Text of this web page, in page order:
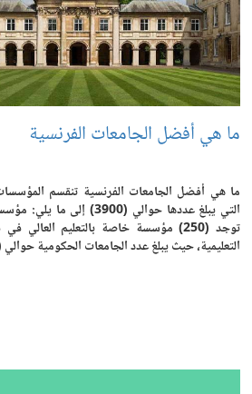
ما هي أفضل الجامعات الفرنسية
ما هي أفضل الجامعات الفرنسية تنقسم المؤسسات
التي يبلغ عددها حوالي
توجد (250) مؤسسة خاصة بالتعليم
التعليمية، حيث يبلغ عدد الجامعات الحكومية حوالي